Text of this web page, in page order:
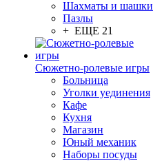
Шахматы и шашки
Пазлы
+ ЕЩЕ 21
Сюжетно-ролевые игры
Больница
Уголки уединения
Кафе
Кухня
Магазин
Юный механик
Наборы посуды